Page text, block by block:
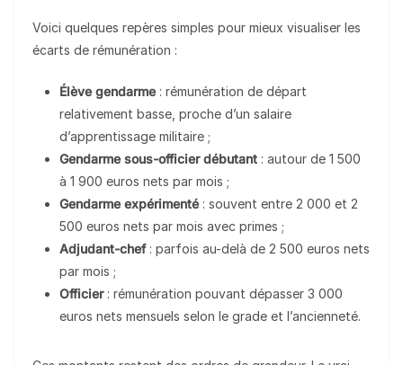
Voici quelques repères simples pour mieux visualiser les
écarts de rémunération :
Élève gendarme: rémunération de départ
relativement basse, proche d’un salaire
d’apprentissage militaire ;
Gendarme sous-officier débutant : autour de 1 500
à 1 900 euros nets par mois ;
Gendarme expérimenté: souvent entre 2 000 et 2
500 euros nets par mois avec primes ;
Adjudant-chef: parfois au-delà de 2 500 euros nets
par mois ;
Officier: rémunération pouvant dépasser 3 000
euros nets mensuels selon le grade et l’ancienneté.